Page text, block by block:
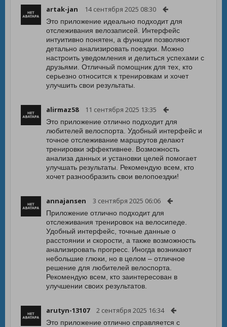
artak-jan 14 сентября 2025 08:30
Это приложение идеально подходит для
отслеживания велозаписей. Интерфейс
интуитивно понятен, а функции позволяют
детально анализировать поездки. Можно
настроить уведомления и делиться успехами с
друзьями. Отличный помощник для тех, кто
серьезно относится к тренировкам и хочет
улучшить свои результаты.
alirmaz58 11 сентября 2025 13:35
Это приложение отлично подходит для
любителей велоспорта. Удобный интерфейс и
точное отслеживание маршрутов делают
тренировки эффективнее. Возможность
анализа данных и установки целей помогает
улучшать результаты. Рекомендую всем, кто
хочет разнообразить свои велопоездки!
annajansen 3 сентября 2025 06:06
Приложение отлично подходит для
отслеживания тренировок на велосипеде.
Удобный интерфейс, точные данные о
расстоянии и скорости, а также возможность
анализировать прогресс. Иногда возникают
небольшие глюки, но в целом – отличное
решение для любителей велоспорта.
Рекомендую всем, кто заинтересован в
улучшении своих результатов.
arutyn-13107 2 сентября 2025 16:34
Это приложение отлично справляется с